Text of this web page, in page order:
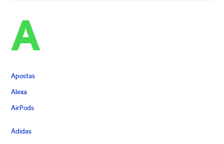
A
Apostas
Alexa
AirPods
Adidas